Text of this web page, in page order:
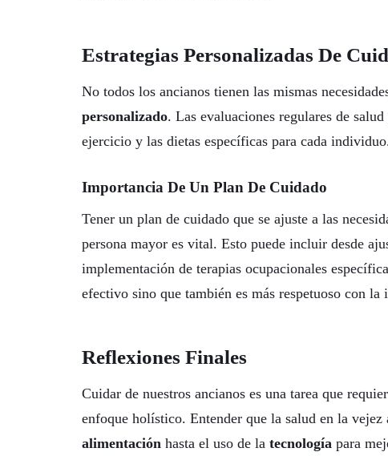
Estrategias Personalizadas De
No todos los ancianos tienen las mismas
personalizado. Las evaluaciones regulares de
ejercicio y las dietas específicas para cada
Importancia De Un Plan De Cuidado
Tener un plan de cuidado que se ajuste a las
persona mayor es vital. Esto puede incluir desde
implementación de terapias ocupacionales
efectivo sino que también es más respetuoso con
Reflexiones Finales
Cuidar de nuestros ancianos es una tarea que
enfoque holístico. Entender que la salud en la vejez
alimentación hasta el uso de la tecnología para